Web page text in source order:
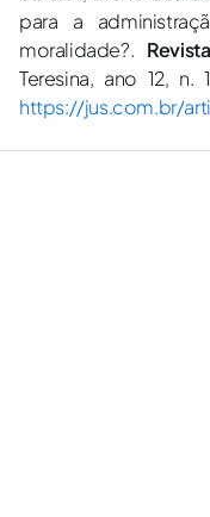
para a
moralidade?.
Teresina, ano 12,
https://jus.com.br/